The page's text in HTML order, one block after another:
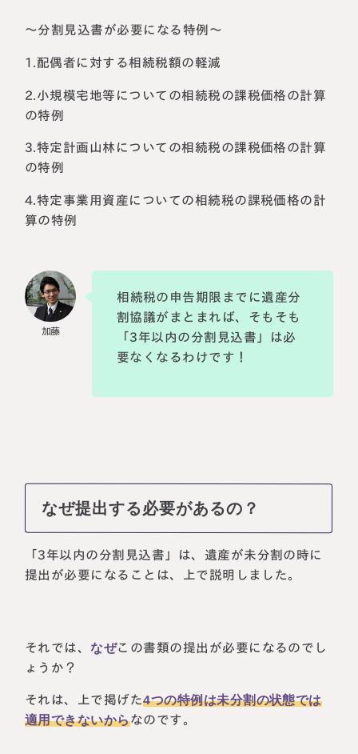
～分割見込書が必要になる特例～
1.配偶者に対する相続税額の軽減
2.小規模宅地等についての相続税の課税価格の計算
の特例
3.特定計画山林についての相続税の課税価格の計算
の特例
4.特定事業用資産についての相続税の課税価格の計
算の特例
相続税の申告期限までに遺産分
割協議がまとまれば、そもそも
「3年以内の分割見込書」は必
要なくなるわけです！
なぜ提出する必要があるの？
「3年以内の分割見込書」は、遺産が未分割の時に
提出が必要になることは、上で説明しました。
それでは、なぜこの書類の提出が必要になるのでし
ょうか？
それは、上で掲げた4つの特例は未分割の状態では
適用できないからなのです。